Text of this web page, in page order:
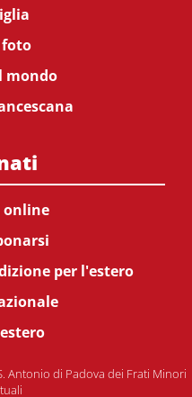
mondo
online
per l'estero
Antonio di Padova dei Frati Minori